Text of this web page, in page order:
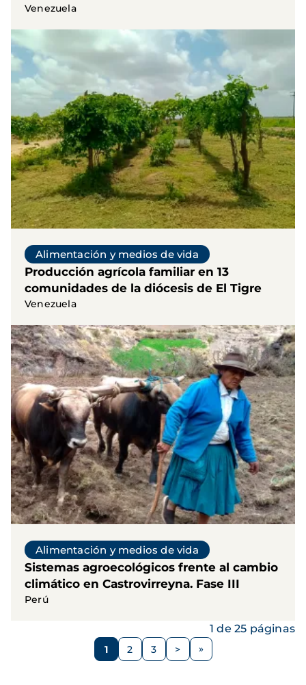
Venezuela
Alimentación y medios de vida
Producción agrícola familiar en 13
comunidades de la diócesis de El Tigre
Venezuela
Alimentación y medios de vida
Sistemas agroecológicos frente al cambio
climático en Castrovirreyna. Fase III
Perú
Página
1 Página
2 Página
3
Siguiente
>
1 de 25 páginas